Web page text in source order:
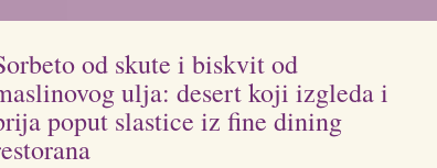
od skute i biskvit od
ulja: desert koji izgleda i
poput slastice iz fine dining